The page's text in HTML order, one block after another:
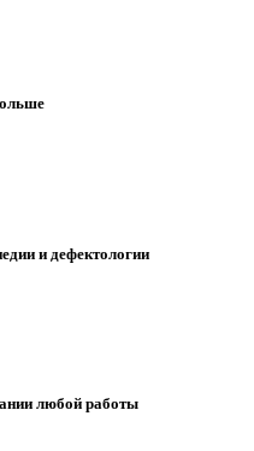
и дефектологии
любой работы